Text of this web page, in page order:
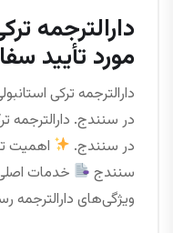
دارالترجمه
مورد تأیید
دارالترجمه ترکی
در سنندج. دارالترجمه
در سنندج.
اهمیت
سنندج
خدمات اصلی
ویژگی‌های دارالترجمه